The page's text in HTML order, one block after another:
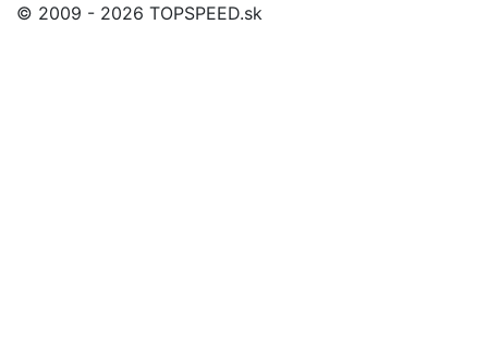
© 2009 - 2026 TOPSPEED.sk